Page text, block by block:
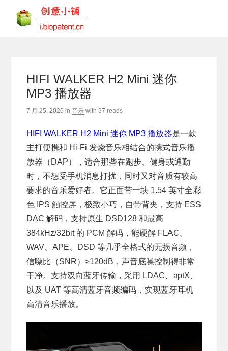
HIFI WALKER H2 Mini 迷你
MP3 播放器
7 月 25, 2026 in音乐 with97 reads
HIFI WALKER H2 Mini 迷你 MP3 播放器是一款
主打便携和 Hi-Fi 发烧音乐相结合的携式音乐播
放器（DAP），适合那些在跑步、健身或通勤
时，不想受手机消息打扰，同时又对音质有较高
要求的音乐爱好者。它正面带一块 1.54 英寸全彩
色 IPS 触控屏，极致小巧，自带背夹，支持 ESS
DAC 解码，支持原生 DSD128 和最高
384kHz/32bit 的 PCM 解码，能硬解 FLAC、
WAV、APE、DSD 等几乎全格式的无损音频，
信噪比（SNR）≥120dB，声音底噪控制得非常
干净。支持双向蓝牙传输，采用 LDAC、aptX、
以及 UAT 等高清蓝牙音频编码，实现蓝牙耳机
高清音乐播放。